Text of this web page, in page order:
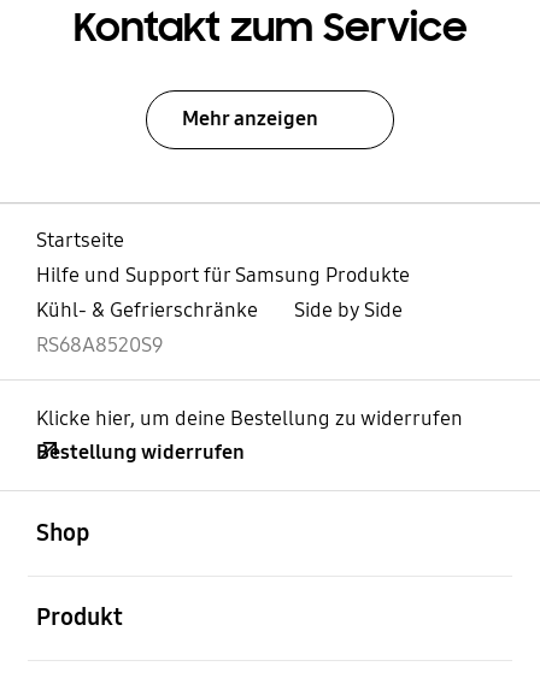
Kontakt zum Service
Mehr anzeigen
Startseite
Hilfe und Support für Samsung Produkte
Kühl- & Gefrierschränke
Side by Side
RS68A8520S9
Klicke hier, um deine Bestellung zu widerrufen
Bestellung widerrufen
Shop
Produkt